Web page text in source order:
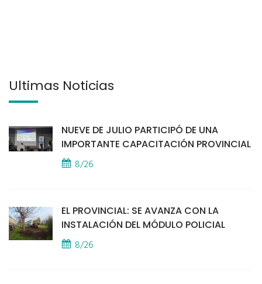
Últimas Noticias
NUEVE DE JULIO PARTICIPÓ DE UNA
IMPORTANTE CAPACITACIÓN PROVINCIAL
8/26
EL PROVINCIAL: SE AVANZA CON LA
INSTALACIÓN DEL MÓDULO POLICIAL
8/26